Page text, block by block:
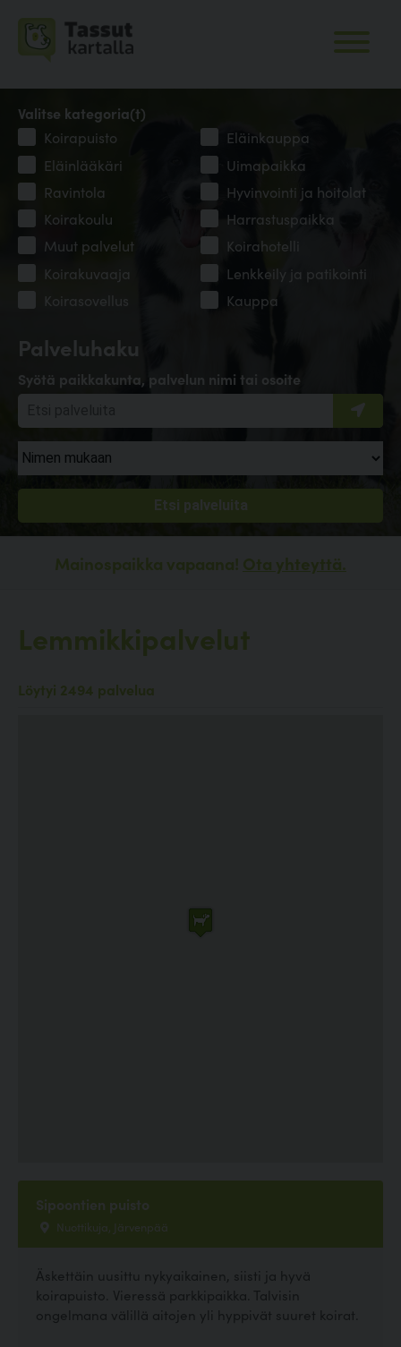
Palveluhaku
Syötä paikkakunta, palvelun nimi tai osoite
Valitse kategoria(t)
Koirapuisto
Eläinkauppa
Eläinlääkäri
Uimapaikka
Ravintola
Hyvinvointi ja hoitolat
Koirakoulu
Harrastuspaikka
Muut palvelut
Koirahotelli
Koirakuvaaja
Lenkkeily ja patikointi
Koirasovellus
Kauppa
Mainospaikka vapaana! Ota yhteyttä.
Lemmikkipalvelut
Löytyi 2494 palvelua
Sipoontien puisto
Nuottikuja, Järvenpää
Äskettäin uusittu nykyaikainen, siisti ja hyvä
koirapuisto. Vieressä parkkipaikka. Talvisin
ongelmana välillä aitojen yli hyppivät suuret koirat.